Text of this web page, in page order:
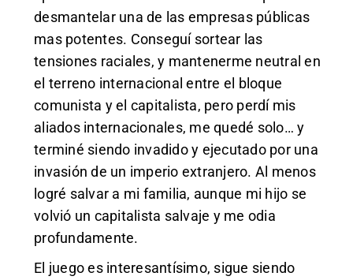
desmantelar una de las empresas públicas
mas potentes. Conseguí sortear las
tensiones raciales, y mantenerme neutral en
el terreno internacional entre el bloque
comunista y el capitalista, pero perdí mis
aliados internacionales, me quedé solo… y
terminé siendo invadido y ejecutado por una
invasión de un imperio extranjero. Al menos
logré salvar a mi familia, aunque mi hijo se
volvió un capitalista salvaje y me odia
profundamente.
El juego es interesantísimo, sigue siendo